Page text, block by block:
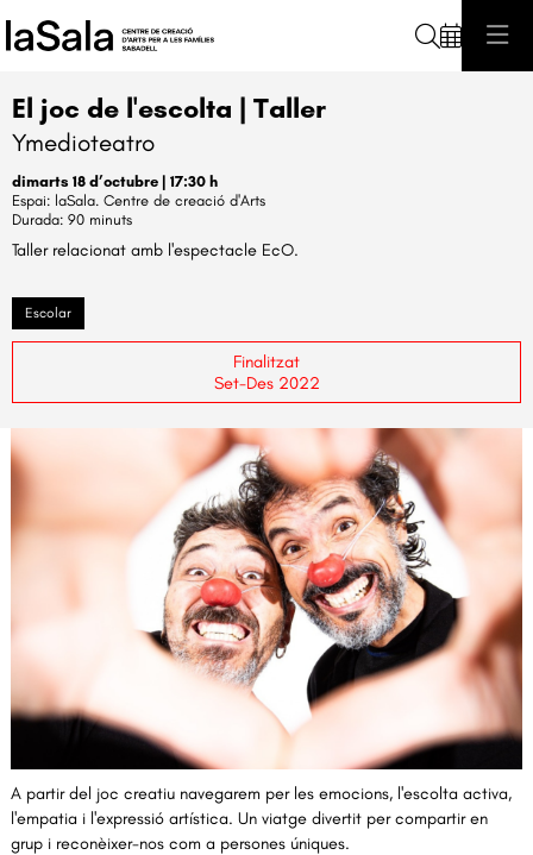
El joc de l'escolta | Taller
Ymedioteatro
dimarts 18 d’octubre | 17:30 h
laSala. Centre de creació d'Arts
Durada: 90 minuts
Taller relacionat amb l'espectacle EcO.
Escolar
Finalitzat
Set-Des 2022
Diapositiva 1 de 1
A partir del joc creatiu navegarem per les emocions, l'escolta activa,
l'empatia i l'expressió artística. Un viatge divertit per compartir en
grup i reconèixer-nos com a persones úniques.